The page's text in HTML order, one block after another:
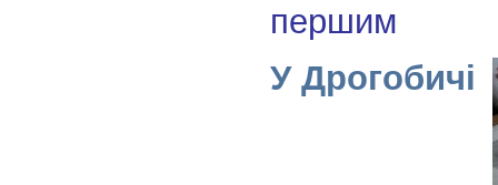
першим
У Дрогобичі